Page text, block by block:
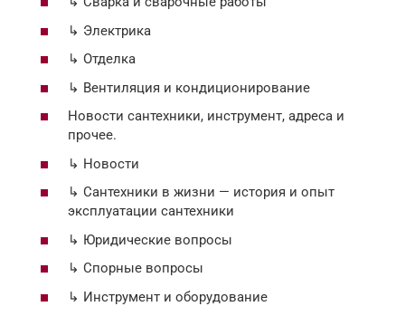
↳ Электрика
↳ Отделка
↳ Вентиляция и кондиционирование
Новости сантехники, инструмент, адреса и
прочее.
↳ Новости
↳ Сантехники в жизни — история и опыт
эксплуатации сантехники
↳ Юридические вопросы
↳ Спорные вопросы
↳ Инструмент и оборудование